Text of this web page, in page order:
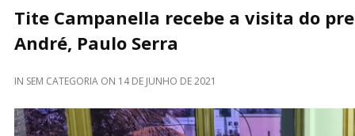
Tite Campanella recebe a visita do
André, Paulo Serra
IN SEM CATEGORIA ON 14 DE JUNHO DE 2021